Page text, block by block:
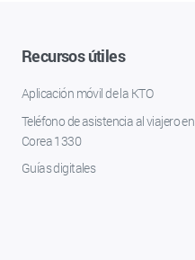
Recursos útiles
Aplicación móvil de la KTO
Teléfono de asistencia al viajero en
Corea 1330
Guías digitales